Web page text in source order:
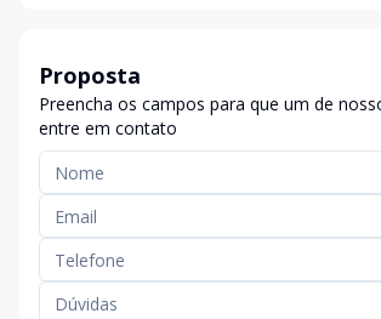
Proposta
Preencha os campos para que um de
entre em contato